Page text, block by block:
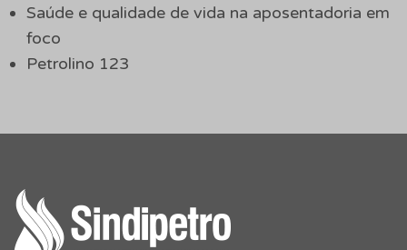
Saúde e qualidade de vida na aposentadoria em
foco
Petrolino 123